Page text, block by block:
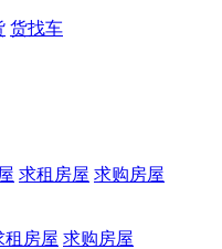
货找车
求租房屋 求购房屋
租房屋 求购房屋